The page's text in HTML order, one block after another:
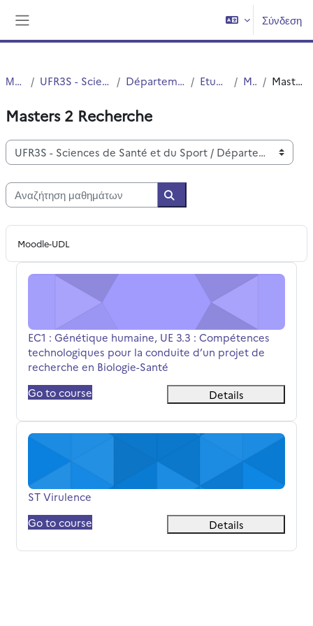
Σύνδεση
Μαθήματα UFR3S - Sciences de Santé et du Sport Département UFR3S - Médecine Etudes Medicales MASTERS Masters 2 Recherche
Masters 2 Recherche
Κατηγορίες μαθημάτων
Αναζήτηση μαθημάτων
Αναζήτηση μαθημάτων
Moodle-UDL
EC1 : Génétique humaine, UE 3.3 : Compétences
Όνομα μαθήματος
EC1 : Génétique humaine, UE 3.3 : Compétences
technologiques pour la conduite d’un projet de
recherche en Biologie-Santé
Go to course
Details
ST Virulence
Όνομα μαθήματος
ST Virulence
Go to course
Details